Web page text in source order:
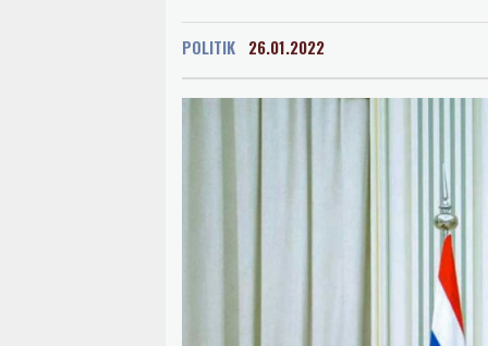
POLITIK 26.01.2022